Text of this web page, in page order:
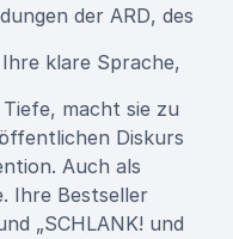
der ARD, des
Ihre klare Sprache,
macht sie zu
Diskurs
Auch als
Ihre Bestseller
„SCHLANK! und